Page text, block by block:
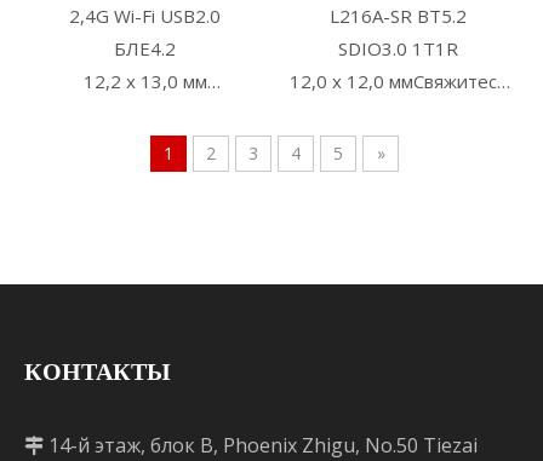
2,4G Wi-Fi USB2.0
БЛЕ4.2
12,2 х 13,0 мм
получения HDK, SDK и
EVB
L216A-SR BT5.2
SDIO3.0 1T1R
12,0 х 12,0 ммСвяжитесь
HDK, SDK и EVB
1 2 3 4 5 »
КОНТАКТЫ
 14-й этаж, блок B, Phoenix Zhigu, No.50 Tiezai